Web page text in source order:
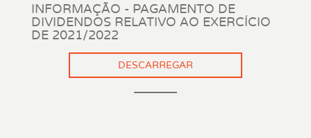
INFORMAÇÃO - PAGAMENTO DE
DIVIDENDOS RELATIVO AO EXERCÍCIO
DE 2021/2022
DESCARREGAR